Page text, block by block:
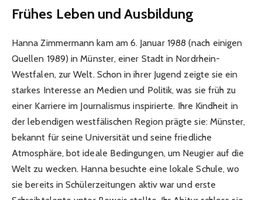
Frühes Leben und Ausbildung
Hanna Zimmermann kam am 6. Januar 1988 (nach einigen
Quellen 1989) in Münster, einer Stadt in Nordrhein-
Westfalen, zur Welt. Schon in ihrer Jugend zeigte sie ein
starkes Interesse an Medien und Politik, was sie früh zu
einer Karriere im Journalismus inspirierte. Ihre Kindheit in
der lebendigen westfälischen Region prägte sie: Münster,
bekannt für seine Universität und seine friedliche
Atmosphäre, bot ideale Bedingungen, um Neugier auf die
Welt zu wecken. Hanna besuchte eine lokale Schule, wo
sie bereits in Schülerzeitungen aktiv war und erste